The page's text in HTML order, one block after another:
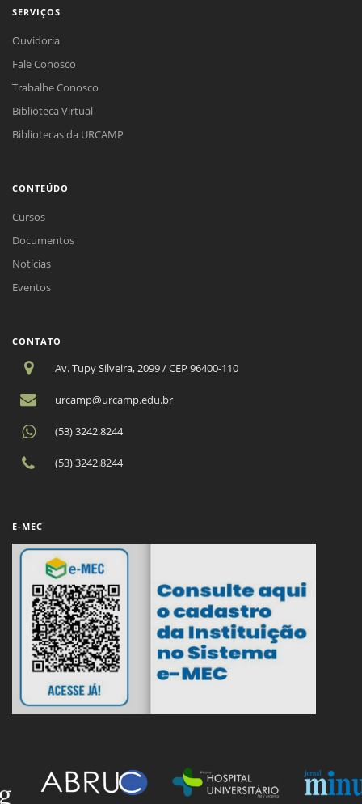
SERVIÇOS
Ouvidoria
Fale Conosco
Trabalhe Conosco
Biblioteca Virtual
Bibliotecas da URCAMP
CONTEÚDO
Cursos
Documentos
Notícias
Eventos
CONTATO
Av. Tupy Silveira, 2099 / CEP 96400-110
urcamp@urcamp.edu.br
(53) 3242.8244
(53) 3242.8244
E-MEC